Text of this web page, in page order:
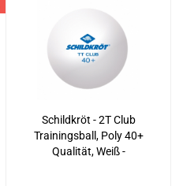
Schildkröt - 2T Club
Trainingsball, Poly 40+
Qualität, Weiß -